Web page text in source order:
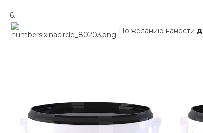
По желанию нанести